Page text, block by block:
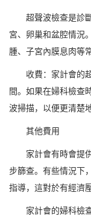
超聲波檢查是診斷
宮、卵巢和盆腔情況
腫、子宮內膜息肉等
收費：家計會的超
間。如果在婦科檢查
波掃描，以便更清楚
其他費用
家計會有時會提供
步篩查。有些情況下
指導，這對於有經濟
家計會的婦科檢查